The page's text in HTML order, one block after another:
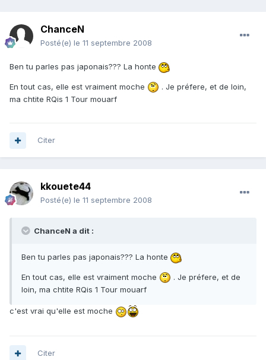
ChanceN
Posté(e) le 11 septembre 2008
Ben tu parles pas japonais??? La honte
En tout cas, elle est vraiment moche
. Je préfere, et de loin,
ma chtite RQis 1 Tour mouarf
Citer
kkouete44
Posté(e) le 11 septembre 2008
ChanceN a dit :
Ben tu parles pas japonais??? La honte
En tout cas, elle est vraiment moche
. Je préfere, et de
loin, ma chtite RQis 1 Tour mouarf
c'est vrai qu'elle est moche
Citer